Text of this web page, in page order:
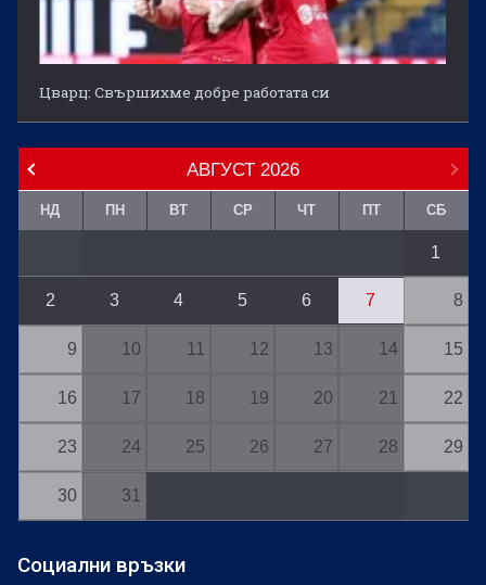
Цварц: Свършихме добре работата си
АВГУСТ 2026
НД ПН ВТ СР ЧТ ПТ СБ
1
2 3 4 5 6 7 8
9 10 11 12 13 14 15
16 17 18 19 20 21 22
23 24 25 26 27 28 29
30 31
Социални връзки